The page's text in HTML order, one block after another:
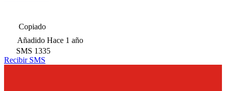
Copiado
Añadido Hace 1 año
SMS 1335
Recibir SMS